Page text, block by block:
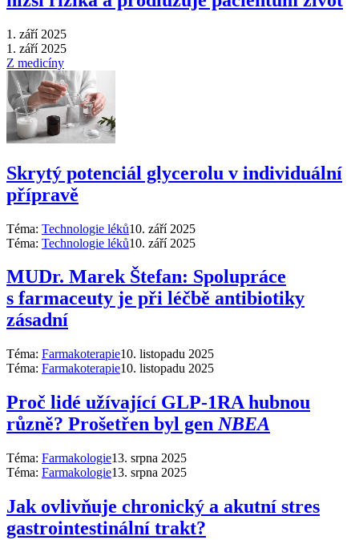
1. září 2025
1. září 2025
Z medicíny
Skrytý potenciál glycerolu v individuální
přípravě
Téma: Technologie léků10. září 2025
Téma: Technologie léků10. září 2025
MUDr. Marek Štefan: Spolupráce
s farmaceuty je při léčbě antibiotiky
zásadní
Téma: Farmakoterapie10. listopadu 2025
Téma: Farmakoterapie10. listopadu 2025
Proč lidé užívající GLP-1RA hubnou
různě? Prošetřen byl genNBEA
Téma: Farmakologie13. srpna 2025
Téma: Farmakologie13. srpna 2025
Jak ovlivňuje chronický a akutní stres
gastrointestinální trakt?